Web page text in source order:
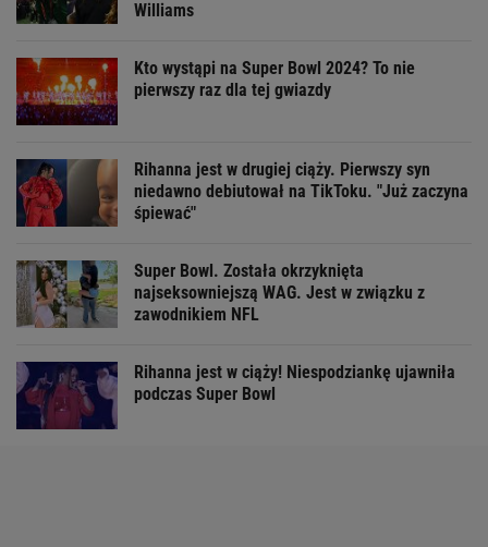
Williams
Kto wystąpi na Super Bowl 2024? To nie
pierwszy raz dla tej gwiazdy
Rihanna jest w drugiej ciąży. Pierwszy syn
niedawno debiutował na TikToku. "Już zaczyna
śpiewać"
Super Bowl. Została okrzyknięta
najseksowniejszą WAG. Jest w związku z
zawodnikiem NFL
Rihanna jest w ciąży! Niespodziankę ujawniła
podczas Super Bowl